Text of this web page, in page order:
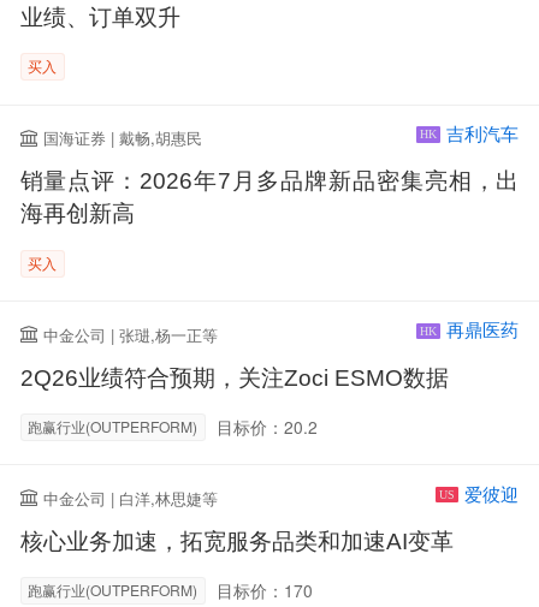
业绩、订单双升
买入
国海证券 | 戴畅,胡惠民 HK 吉利汽车
销量点评：2026年7月多品牌新品密集亮相，出
海再创新高
买入
中金公司 | 张琎,杨一正等 HK 再鼎医药
2Q26业绩符合预期，关注Zoci ESMO数据
跑赢行业(OUTPERFORM) 目标价：20.2
中金公司 | 白洋,林思婕等 US 爱彼迎
核心业务加速，拓宽服务品类和加速AI变革
跑赢行业(OUTPERFORM) 目标价：170